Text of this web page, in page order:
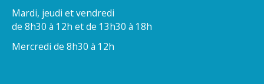
Mardi, jeudi et vendredi
de 8h30 à 12h et de 13h30 à 18h
Mercredi de 8h30 à 12h